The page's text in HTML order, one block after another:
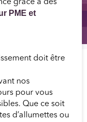
grâce à des
PME et
doit être
nos
pour vous
Que ce soit
d’allumettes ou